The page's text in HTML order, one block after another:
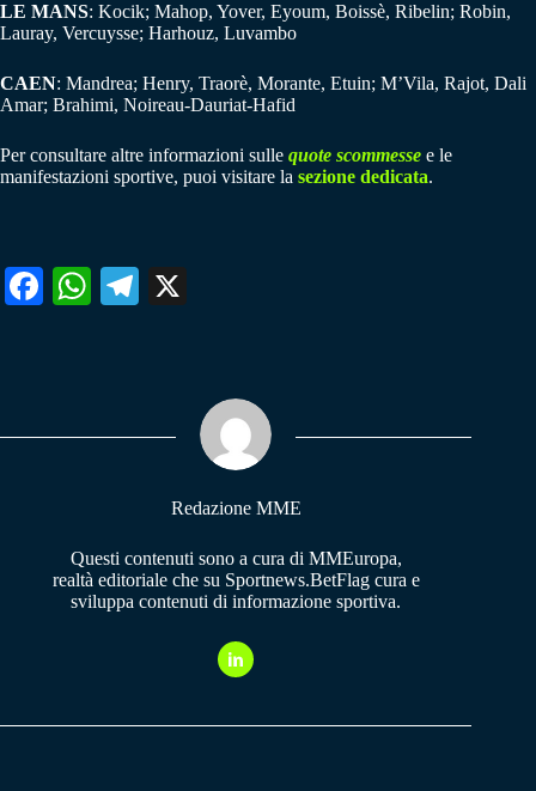
LE MANS: Kocik; Mahop, Yover, Eyoum, Boissè, Ribelin; Robin,
Lauray, Vercuysse; Harhouz, Luvambo
CAEN: Mandrea; Henry, Traorè, Morante, Etuin; M’Vila, Rajot, Dali
Amar; Brahimi, Noireau-Dauriat-Hafid
Per consultare altre informazioni sulle quote scommesse e le
manifestazioni sportive, puoi visitare la sezione dedicata.
Fa W
pp
Te
m
Redazione MME
Questi contenuti sono a cura di MMEuropa,
realtà editoriale che su Sportnews.BetFlag cura e
sviluppa contenuti di informazione sportiva.